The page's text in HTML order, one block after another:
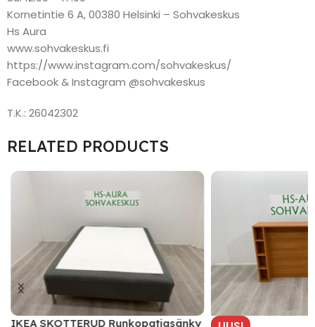
Kornetintie 6 A, 00380 Helsinki – Sohvakeskus
Hs Aura
www.sohvakeskus.fi
https://www.instagram.com/sohvakeskus/
Facebook & Instagram @sohvakeskus
T.K.: 26042302
RELATED PRODUCTS
IKEA SKOTTERUD Runkopatjasänky